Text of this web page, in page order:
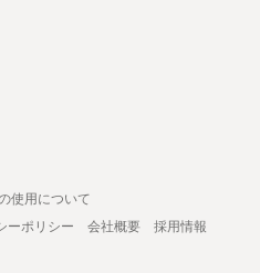
使用について
ーポリシー 会社概要
採用情報